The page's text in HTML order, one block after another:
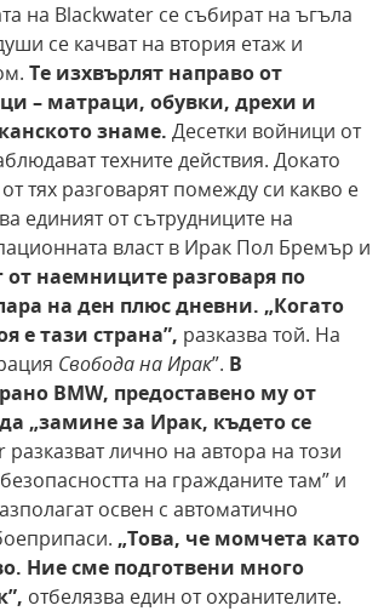
на Blackwater се събират на ъгъла
се качват на втория етаж и
Те изхвърлят направо от
– матраци, обувки, дрехи и
знаме. Десетки войници от
техните действия. Докато
тях разговарят помежду си какво е
единият от сътрудниците на
власт в Ирак Пол Бремър и
от наемниците разговаря по
на ден плюс дневни. „Когато
е тази страна”, разказва той. На
Свобода на Ирак”. В
BMW, предоставено му от
„замине за Ирак, където се
лично на автора на този
на гражданите там” и
освен с автоматично
„Това, че момчета като
Ние сме подготвени много
отбелязва един от охранителите.